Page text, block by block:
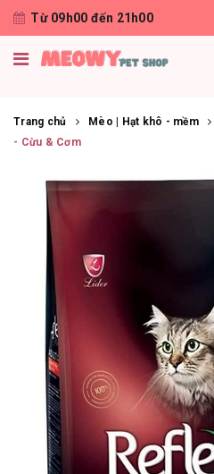
Từ 09h00 đến 21h00
Trang chủ Mèo | Hạt khô - mềm
- Cừu & Cơm